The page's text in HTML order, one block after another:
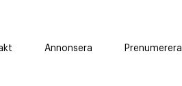
Annonsera Prenumerera